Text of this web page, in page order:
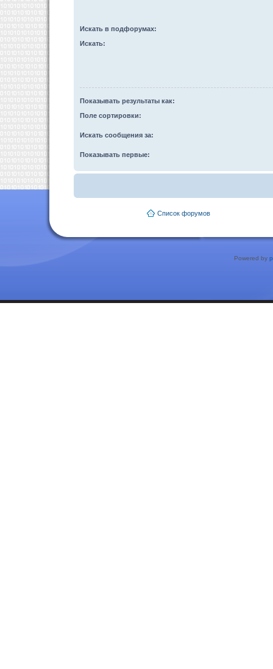
Искать в подфорумах:
Искать:
Показывать результаты как:
Поле сортировки:
Искать сообщения за:
Показывать первые:
Список форумов
Powered by